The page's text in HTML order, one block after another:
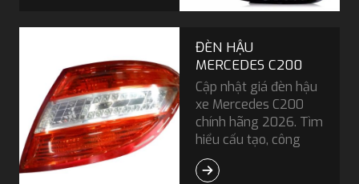
nắm bắt hướng di
chuyển và đặc biệt
quan trọng trong điều
kiện thiếu sáng hoặc
thời tiết xấu.
ĐÈN HẬU
MERCEDES C200
Cập nhật giá đèn hậu
xe Mercedes C200
chính hãng 2026. Tìm
hiểu cấu tạo, công
nghệ LED, quy trình
lắp đặt và cách phân